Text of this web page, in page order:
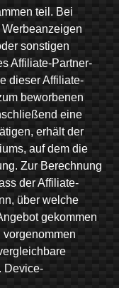
teil. Bei
sonstigen
Affiliate-Partner-
dieser Affiliate-
beworbenen
eine
erhält der
auf dem die
Zur Berechnung
der Affiliate-
über welche
gekommen
Device-